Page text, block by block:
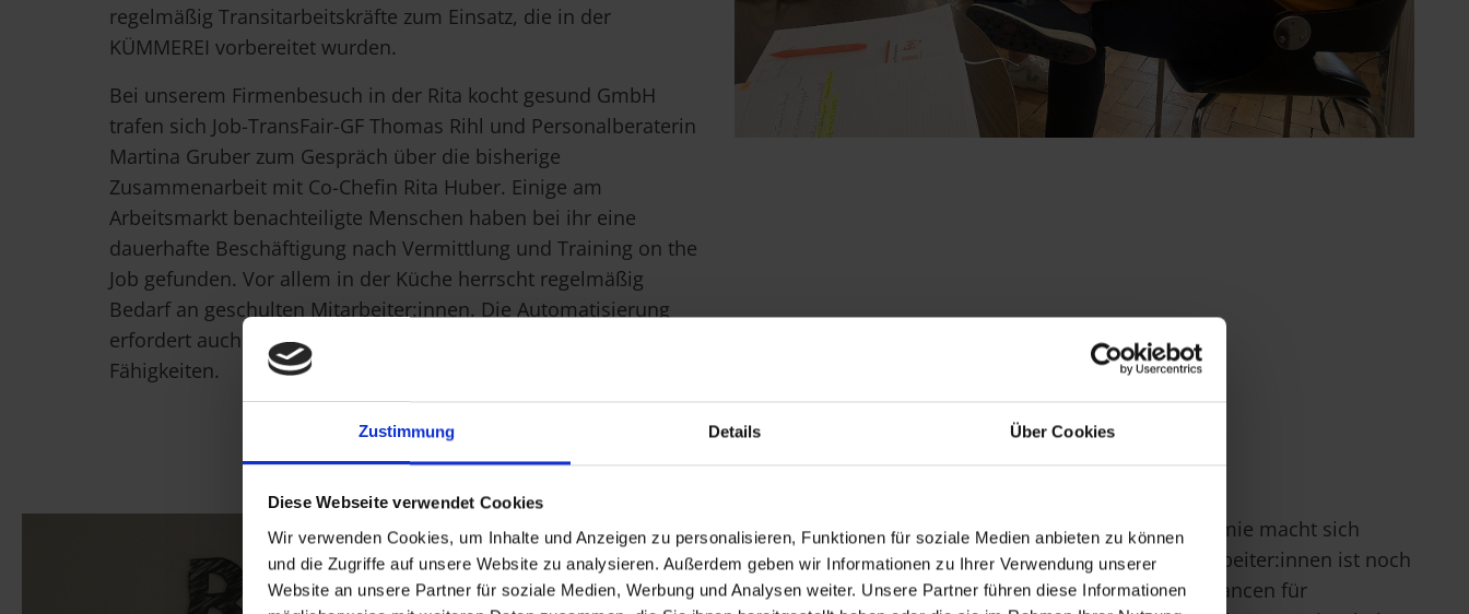
Zustimmung Details Über Cookies
Diese Webseite verwendet Cookies
Wir verwenden Cookies, um Inhalte und Anzeigen zu personalisieren, Funktionen für soziale Medien anbieten zu können
und die Zugriffe auf unsere Website zu analysieren. Außerdem geben wir Informationen zu Ihrer Verwendung unserer
Website an unsere Partner für soziale Medien, Werbung und Analysen weiter. Unsere Partner führen diese Informationen
regelmäßig Transitarbeitskräfte zum Einsatz, die in der
KÜMMEREI vorbereitet wurden.
Bei unserem Firmenbesuch in der Rita kocht gesund GmbH
trafen sich Job-TransFair-GF Thomas Rihl und Personalberaterin
Martina Gruber zum Gespräch über die bisherige
Zusammenarbeit mit Co-Chefin Rita Huber. Einige am
Arbeitsmarkt benachteiligte Menschen haben bei ihr eine
dauerhafte Beschäftigung nach Vermittlung und Training on the
Job gefunden. Vor allem in der Küche herrscht regelmäßig
Bedarf an geschulten Mitarbeiter:innen. Die Automatisierung
erfordert auch in diesem Arbeitsbereich allgemein gute digitale
Fähigkeiten.
Der Mangel an Fachkräften in der Gastronomie macht sich
vielerorts bemerkbar. Die Suche nach Mitarbeiter:innen ist noch
zeitaufwendiger geworden. Das eröffnet Chancen für